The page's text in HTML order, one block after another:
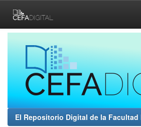
navigation
El Repositorio Digital de la